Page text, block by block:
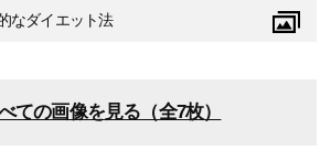
なダイエット法
ての画像を見る（全7枚）